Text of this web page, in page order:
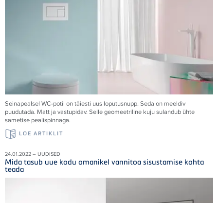
Seinapealsel WC-potil on täiesti uus loputusnupp. Seda on meeldiv
puudutada. Matt ja vastupidav. Selle geomeetriline kuju sulandub ühte
sametise pealispinnaga.
LOE ARTIKLIT
24.01.2022 – UUDISED
Mida tasub uue kodu omanikel vannitoa sisustamise kohta
teada